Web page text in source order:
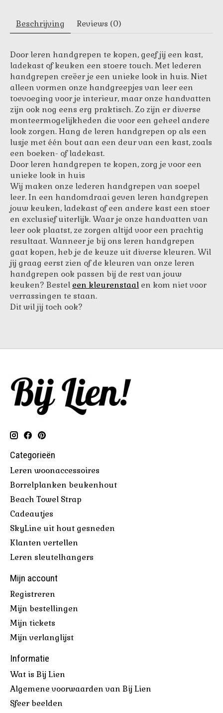
Beschrijving Reviews (0)
Door leren handgrepen te kopen, geef jij een kast,
ladekast of keuken een stoere touch. Met lederen
handgrepen creëer je een unieke look in huis. Niet
alleen vormen onze handgreepjes van leer een
toevoeging voor je interieur, maar onze handvatten
zijn ook nog eens erg praktisch. Zo zijn er diverse
monteermogelijkheden die voor een geheel andere
look zorgen. Hang de leren handgrepen op als een
lusje met één bout aan een deur van een kast, zoals
een boeken- of ladekast.
Door leren handgrepen te kopen, zorg je voor een
unieke look in huis
Wij maken onze lederen handgrepen van soepel
leer. In een handomdraai geven leren handgrepen
jouw keuken, ladekast of een andere kast een stoer
en exclusief uiterlijk. Waar je onze handvatten van
leer ook plaatst, ze zorgen altijd voor een prachtig
resultaat. Wanneer je bij ons leren handgrepen
gaat kopen, heb je de keuze uit diverse kleuren. Wil
jij graag eerst zien of de kleuren van onze leren
handgrepen ook passen bij de rest van jouw
keuken? Bestel een kleurenstaal en kom niet voor
verrassingen te staan.
Dit wil jij toch ook?
Categorieën
Leren woonaccessoires
Borrelplanken beukenhout
Beach Towel Strap
Cadeautjes
SkyLine uit hout gesneden
Klanten vertellen
Leren sleutelhangers
Mijn account
Registreren
Mijn bestellingen
Mijn tickets
Mijn verlanglijst
Informatie
Wat is Bij Lien
Algemene voorwaarden van Bij Lien
Sfeer beelden